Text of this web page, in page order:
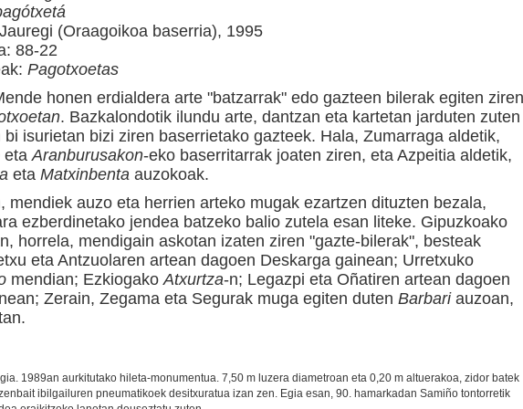
(Oraagoikoa baserria), 1995
88-22
Pagotxoetas
honen erdialdera arte "batzarrak" edo gazteen bilerak egiten ziren
. Bazkalondotik ilundu arte, dantzan eta kartetan jarduten zuten
bi isurietan bizi ziren baserrietako gazteek. Hala, Zumarraga aldetik,
etaAranburusakon-eko baserritarrak joaten ziren, eta Azpeitia aldetik,
eta Matxinbenta auzokoak.
mendiek auzo eta herrien arteko mugak ezartzen dituzten bezala,
ezberdinetako jendea batzeko balio zutela esan liteke. Gipuzkoako
horrela, mendigain askotan izaten ziren "gazte-bilerak", besteak
eta Antzuolaren artean dagoen Deskarga gainean; Urretxuko
mendian; EzkiogakoAtxurtza-n; Legazpi eta Oñatiren artean dagoen
Zerain, Zegama eta Segurak muga egiten duten Barbariauzoan,
1989an aurkitutako hileta-monumentua. 7,50 m luzera diametroan eta 0,20 m altuerakoa, zidor batek
ibilgailuren pneumatikoek desitxuratua izan zen. Egia esan, 90. hamarkadan Samiño tontorretik